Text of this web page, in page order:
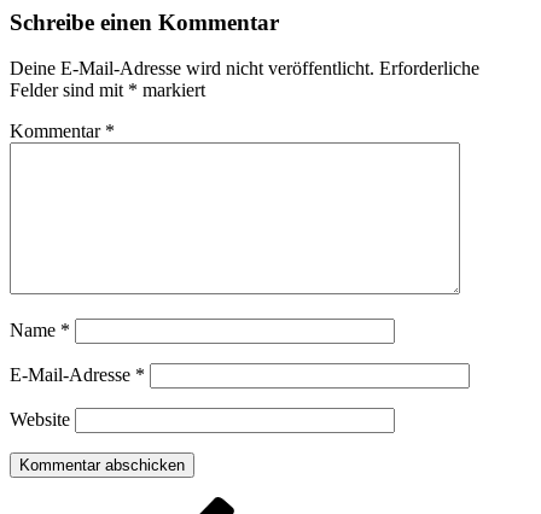
Schreibe einen Kommentar
Deine E-Mail-Adresse wird nicht veröffentlicht. Erforderliche
Felder sind mit * markiert
Kommentar *
Name *
E-Mail-Adresse *
Website